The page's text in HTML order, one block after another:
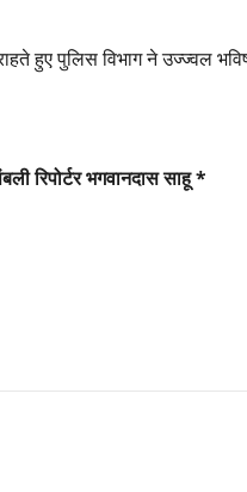
हुए पुलिस विभाग ने उज्ज्वल
रिपोर्टर भगवानदास साहू *